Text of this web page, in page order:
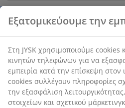
Χαρακτηριστικά
Αξιολογήσεις
(0 )
Εξατομικεύουμε την
Στη JYSK χρησιμοποιούμε cookies
κινητών τηλεφώνων για να
εμπειρία κατά την επίσκεψη στον
cookies συλλέγουν πληροφορίες
την εξασφάλιση
στοιχείων και σχετικού